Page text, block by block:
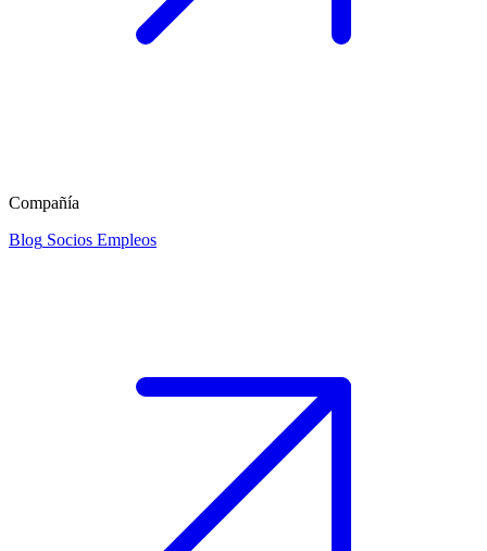
Compañía
Blog Socios Empleos